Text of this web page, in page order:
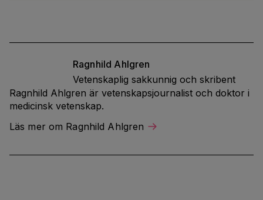
Ragnhild Ahlgren
Vetenskaplig sakkunnig och skribent
Ragnhild Ahlgren är vetenskapsjournalist och doktor i
medicinsk vetenskap.
Läs mer om Ragnhild Ahlgren